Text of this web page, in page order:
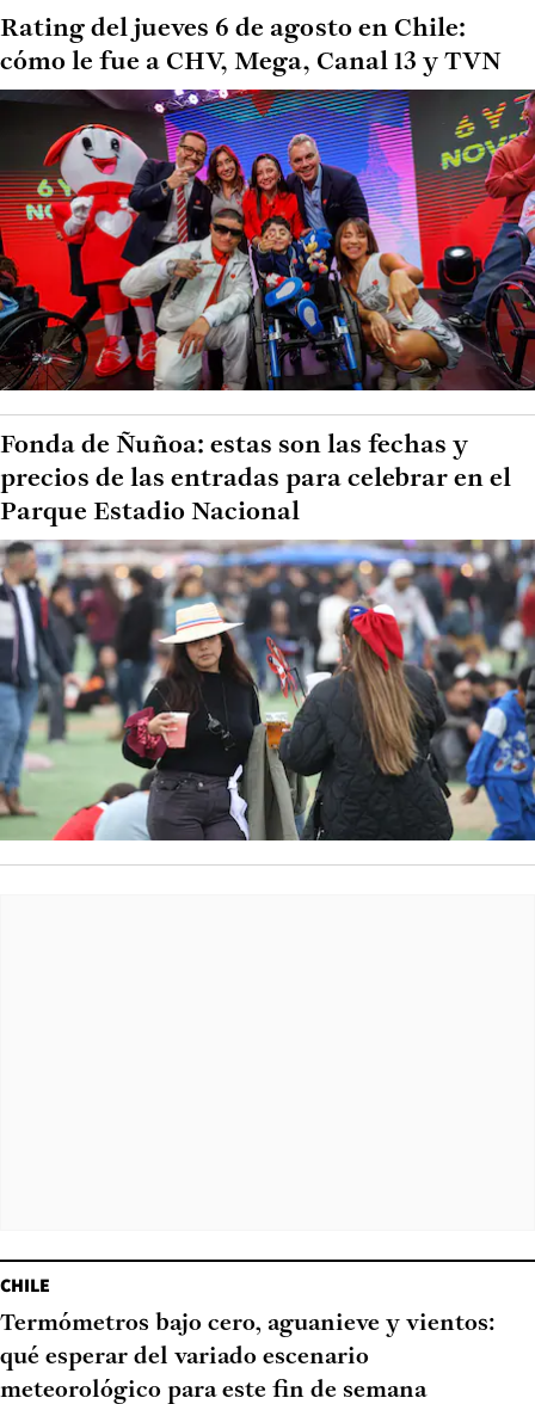
Rating del jueves 6 de agosto en Chile:
cómo le fue a CHV, Mega, Canal 13 y TVN
Fonda de Ñuñoa: estas son las fechas y
precios de las entradas para celebrar en el
Parque Estadio Nacional
CHILE
Termómetros bajo cero, aguanieve y vientos:
qué esperar del variado escenario
meteorológico para este fin de semana